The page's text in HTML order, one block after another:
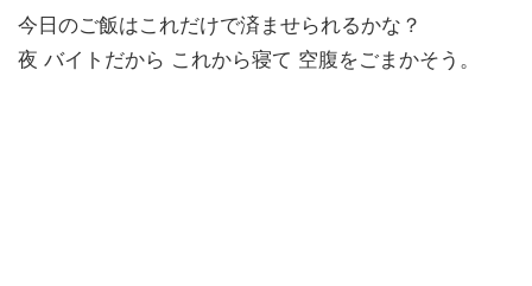
今日のご飯はこれだけで済ませられるかな？
夜 バイトだから これから寝て 空腹をごまかそう。